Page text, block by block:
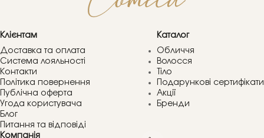
Клієнтам
Доставка та оплата
Система лояльності
Контакти
Політика повернення
Публічна оферта
Угода користувача
Блог
Питання та відповіді
Каталог
Обличчя
Волосся
Тіло
Подарункові сертифікати
Акції
Бренди
Компанія